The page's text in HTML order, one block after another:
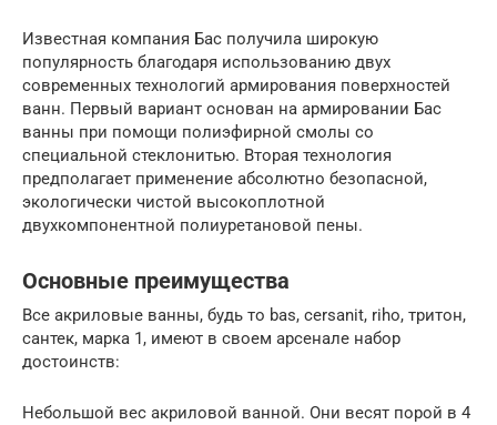
Известная компания Бас получила широкую
популярность благодаря использованию двух
современных технологий армирования поверхностей
ванн. Первый вариант основан на армировании Бас
ванны при помощи полиэфирной смолы со
специальной стеклонитью. Вторая технология
предполагает применение абсолютно безопасной,
экологически чистой высокоплотной
двухкомпонентной полиуретановой пены.
Основные преимущества
Все акриловые ванны, будь то bas, cersanit, riho, тритон,
сантек, марка 1, имеют в своем арсенале набор
достоинств:
Небольшой вес акриловой ванной. Они весят порой в 4